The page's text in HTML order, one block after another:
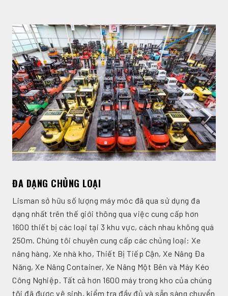
ĐA DẠNG CHỦNG LOẠI
Lisman sở hữu số lượng máy móc đã qua sử dụng đa
dạng nhất trên thế giới thông qua việc cung cấp hơn
1600 thiết bị các loại tại 3 khu vực, cách nhau không quá
250m. Chúng tôi chuyên cung cấp các chủng loại: Xe
nâng hàng, Xe nhà kho, Thiết Bị Tiếp Cận, Xe Nâng Đa
Năng, Xe Nâng Container, Xe Nâng Một Bên và Máy Kéo
Công Nghiệp. Tất cả hơn 1600 máy trong kho của chúng
tôi đã được vệ sinh, kiểm tra đầy đủ và sẵn sàng chuyển